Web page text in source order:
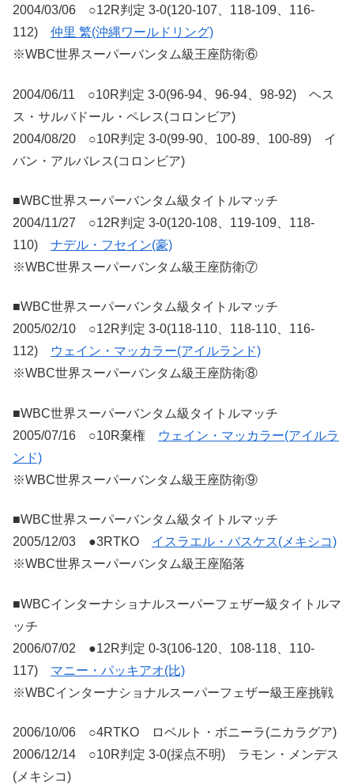
2004/03/06 ○12R判定 3-0(120-107、118-109、116-
112) 仲里 繁(沖縄ワールドリング)
※WBC世界スーパーバンタム級王座防衛⑥
2004/06/11 ○10R判定 3-0(96-94、96-94、98-92) ヘス
ス・サルバドール・ペレス(コロンビア)
2004/08/20 ○10R判定 3-0(99-90、100-89、100-89) イ
バン・アルバレス(コロンビア)
■WBC世界スーパーバンタム級タイトルマッチ
2004/11/27 ○12R判定 3-0(120-108、119-109、118-
110) ナデル・フセイン(豪)
※WBC世界スーパーバンタム級王座防衛⑦
■WBC世界スーパーバンタム級タイトルマッチ
2005/02/10 ○12R判定 3-0(118-110、118-110、116-
112)
ウェイン・マッカラー(アイルランド)
※WBC世界スーパーバンタム級王座防衛⑧
■WBC世界スーパーバンタム級タイトルマッチ
2005/07/16 ○10R棄権
ウェイン・マッカラー(アイルラ
ンド)
※WBC世界スーパーバンタム級王座防衛⑨
■WBC世界スーパーバンタム級タイトルマッチ
2005/12/03 ●3RTKO イスラエル・バスケス(メキシコ)
※WBC世界スーパーバンタム級王座陥落
■WBCインターナショナルスーパーフェザー級タイトルマ
ッチ
2006/07/02 ●12R判定 0-3(106-120、108-118、110-
117) マニー・パッキアオ(比)
※WBCインターナショナルスーパーフェザー級王座挑戦
2006/10/06 ○4RTKO ロベルト・ボニーラ(ニカラグア)
2006/12/14 ○10R判定 3-0(採点不明) ラモン・メンデス
(メキシコ)